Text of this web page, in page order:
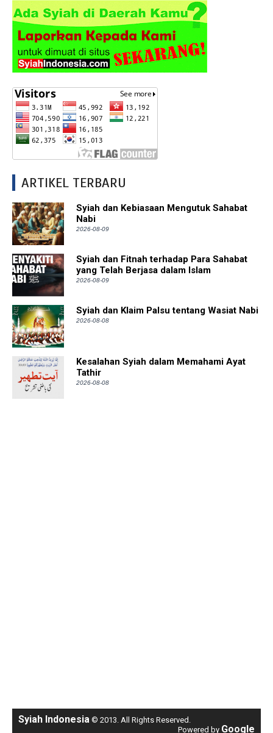
ARTIKEL TERBARU
Syiah dan Kebiasaan Mengutuk Sahabat
Nabi
2026-08-09
Syiah dan Fitnah terhadap Para Sahabat
yang Telah Berjasa dalam Islam
2026-08-09
Syiah dan Klaim Palsu tentang Wasiat Nabi
2026-08-08
Kesalahan Syiah dalam Memahami Ayat
Tathir
2026-08-08
Syiah Indonesia © 2013. All Rights Reserved.
Powered by Google